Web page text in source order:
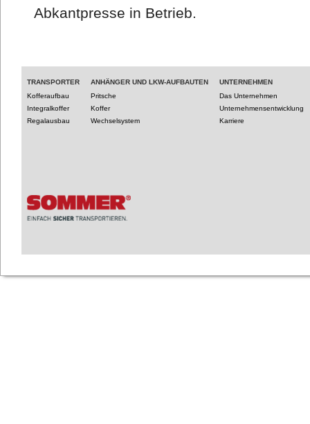
Abkantpresse in Betrieb.
TRANSPORTER
Kofferaufbau
Integralkoffer
Regalausbau
ANHÄNGER UND LKW-AUFBAUTEN
Pritsche
Koffer
Wechselsystem
UNTERNEHMEN
Das Unternehmen
Unternehmensentwicklung
Karriere